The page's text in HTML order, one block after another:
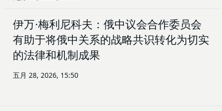
伊万·梅利尼科夫：俄中议会合作委员会
有助于将俄中关系的战略共识转化为切实
的法律和机制成果
五月 28, 2026, 15:50